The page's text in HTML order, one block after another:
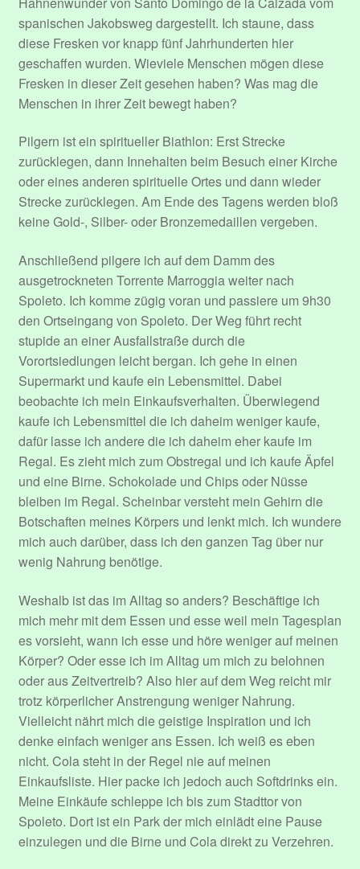
spanischen Jakobsweg dargestellt. Ich staune, dass
diese Fresken vor knapp fünf Jahrhunderten hier
geschaffen wurden. Wieviele Menschen mögen diese
Fresken in dieser Zeit gesehen haben? Was mag die
Menschen in ihrer Zeit bewegt haben?
Pilgern ist ein spiritueller Biathlon: Erst Strecke
zurücklegen, dann Innehalten beim Besuch einer Kirche
oder eines anderen spirituelle Ortes und dann wieder
Strecke zurücklegen. Am Ende des Tagens werden bloß
keine Gold-, Silber- oder Bronzemedaillen vergeben.
Anschließend pilgere ich auf dem Damm des
ausgetrockneten Torrente Marroggia weiter nach
Spoleto. Ich komme zügig voran und passiere um 9h30
den Ortseingang von Spoleto. Der Weg führt recht
stupide an einer Ausfallstraße durch die
Vorortsiedlungen leicht bergan. Ich gehe in einen
Supermarkt und kaufe ein Lebensmittel. Dabei
beobachte ich mein Einkaufsverhalten. Überwiegend
kaufe ich Lebensmittel die ich daheim weniger kaufe,
dafür lasse ich andere die ich daheim eher kaufe im
Regal. Es zieht mich zum Obstregal und ich kaufe Äpfel
und eine Birne. Schokolade und Chips oder Nüsse
bleiben im Regal. Scheinbar versteht mein Gehirn die
Botschaften meines Körpers und lenkt mich. Ich wundere
mich auch darüber, dass ich den ganzen Tag über nur
wenig Nahrung benötige.
Weshalb ist das im Alltag so anders? Beschäftige ich
mich mehr mit dem Essen und esse weil mein Tagesplan
es vorsieht, wann ich esse und höre weniger auf meinen
Körper? Oder esse ich im Alltag um mich zu belohnen
oder aus Zeitvertreib? Also hier auf dem Weg reicht mir
trotz körperlicher Anstrengung weniger Nahrung.
Vielleicht nährt mich die geistige Inspiration und ich
denke einfach weniger ans Essen. Ich weiß es eben
nicht. Cola steht in der Regel nie auf meinen
Einkaufsliste. Hier packe ich jedoch auch Softdrinks ein.
Meine Einkäufe schleppe ich bis zum Stadttor von
Spoleto. Dort ist ein Park der mich einlädt eine Pause
einzulegen und die Birne und Cola direkt zu Verzehren.